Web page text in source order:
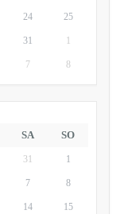
24 25
31 1
7 8
SA SO
31 1
7 8
14 15